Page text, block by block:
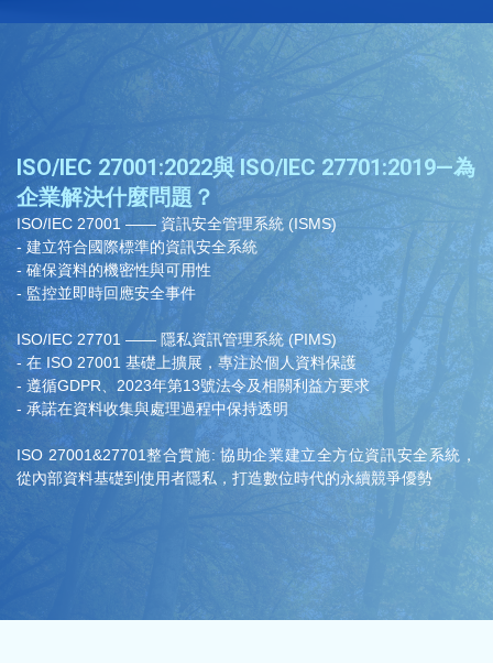
ISO/IEC 27001:2022與 ISO/IEC 27701:2019—為
企業解決什麼問題？
ISO/IEC 27001 —— 資訊安全管理系統 (ISMS)
- 建立符合國際標準的資訊安全系統
- 確保資料的機密性與可用性
- 監控並即時回應安全事件
ISO/IEC 27701 —— 隱私資訊管理系統 (PIMS)
- 在 ISO 27001 基礎上擴展，專注於個人資料保護
- 遵循GDPR、2023年第13號法令及相關利益方要求
- 承諾在資料收集與處理過程中保持透明
ISO 27001&27701整合實施: 協助企業建立全方位資訊安全系統，
從內部資料基礎到使用者隱私，打造數位時代的永續競爭優勢